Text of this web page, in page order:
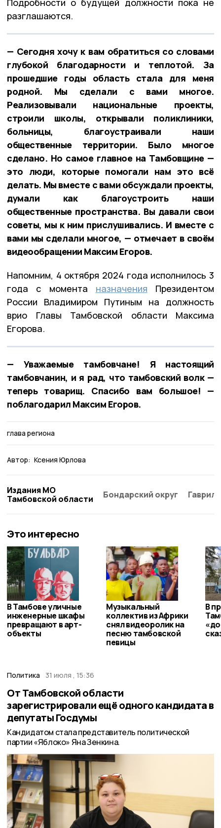
Подробности о будущей должности пока не
разглашаются.
— Сегодня хочу к вам обратиться со словами
глубокой благодарности и теплотой. За
прошедшие годы область стала для меня
родной. Мы сделали с вами многое.
Реализовывали национальные проекты,
строили школы, открывали поликлиники,
больницы, благоустраивали наши
общественные территории. Было многое
сделано. Но самое главное на Тамбовщине —
это люди, которые помогали нам это всё
делать. Мы вместе с вами обсуждали проекты,
думали как благоустроить наши
общественные пространства. Вы давали свои
советы, мы к ним прислушивались. И вместе с
вами мы сделали многое, — отмечает в своём
видеообращении Максим Егоров.
Напомним, 4 октября 2024 года исполнилось 3
года с момента назначения Президентом
России Владимиром Путиным на должность
врио Главы Тамбовской области Максима
Егорова.
— Уважаемые тамбовчане! Я настоящий
тамбовчанин, и я рад, что тамбовский волк —
теперь товарищ. Спасибо вам большое! —
поблагодарил Максим Егоров.
глава региона
Автор: Ксения Юрлова
Издания МО
Тамбовской области
Бондарский округ
Это интересно
В Тамбове уличные
инженерные шкафы
превращают в арт-
объекты
Музыкальный
коллектив из Африки
снял видеоролик на
песню тамбовской
певицы
В
Политика 31 июля , 15:36
От Тамбовской области
зарегистрировали ещё одного кандидата в
депутаты Госдумы
Кандидатом стала представитель политической
партии «Яблоко» Яна Зенкина.